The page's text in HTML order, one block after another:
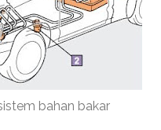
bahan bakar